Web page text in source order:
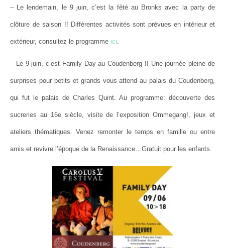
– Le lendemain, le 9 juin, c’est la fêté au Bronks avec la party de
clôture de saison !! Différentes activités sont prévues en intérieur et
extérieur, consultez le programme ici.
– Le 9 juin, c’est Family Day au Coudenberg !! Une journée pleine de
surprises pour petits et grands vous attend au palais du Coudenberg,
qui fut le palais de Charles Quint. Au programme: découverte des
sucreries au 16e siècle, visite de l’exposition Ommegang!, jeux et
ateliers thématiques. Venez remonter le temps en famille ou entre
amis et revivre l’époque de la Renaissance…Gratuit pour les enfants.